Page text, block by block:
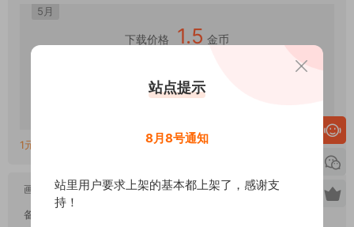
5月
下载价格 1.5 金币
立即购买
1元=1金币，链接失效或错误联系QQ客服：2107286680
画质： 矢量PDF
备注：
站点提示
8月8号通知
站里用户要求上架的基本都上架了，感谢支
持！